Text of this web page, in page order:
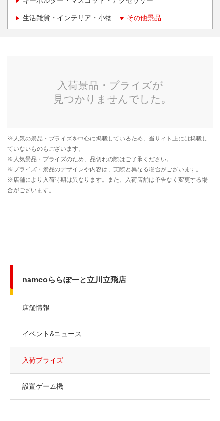
生活雑貨・インテリア・小物 その他景品
namcoららぽーと立川立飛店
店舗情報
イベント&ニュース
入荷プライズ
設置ゲーム機